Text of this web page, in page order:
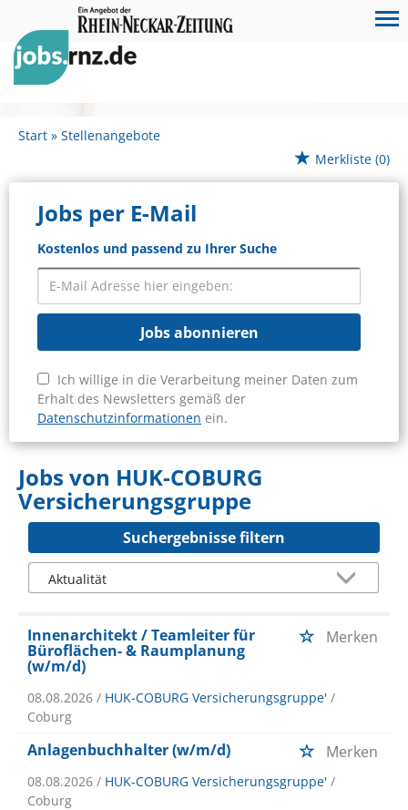
Start
Stellenangebote
Merkliste (0)
Jobs per E-Mail
Kostenlos und passend zu Ihrer Suche
Jobs abonnieren
Ich willige in die Verarbeitung meiner Daten zum
Erhalt des Newsletters gemäß der
Datenschutzinformationen ein.
Jobs von HUK-COBURG
Versicherungsgruppe
Suchergebnisse filtern
Innenarchitekt / Teamleiter für
Büroflächen- & Raumplanung
(w/m/d)
Merken
08.08.2026 / HUK-COBURG Versicherungsgruppe' /
Coburg
Anlagenbuchhalter (w/m/d) Merken
08.08.2026 / HUK-COBURG Versicherungsgruppe' /
Coburg